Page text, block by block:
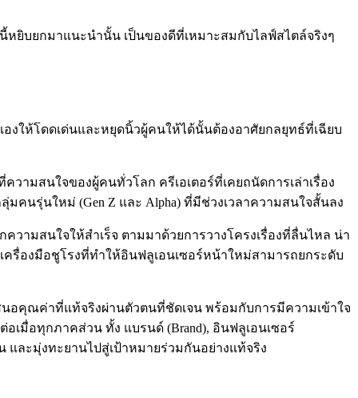
ยิบยกมาแนะนำนั้น เป็นของดีที่เหมาะสมกับไลฟ์สไตล์จริงๆ
งให้โดดเด่นและหยุดนิ้วผู้คนให้ได้นั้นต้องอาศัยกลยุทธ์ที่เฉียบ
วามสนใจของผู้คนทั่วโลก ครีเอเตอร์ที่เคยถนัดการเล่าเรื่อง
คนรุ่นใหม่ (Gen Z และ Alpha) ที่มีช่วงเวลาความสนใจสั้นลง
วามสนใจให้สำเร็จ ตามมาด้วยการวางโครงเรื่องที่ลื่นไหล น่า
เครื่องมือชูโรงที่ทำให้อินฟลูเอนเซอร์หน้าใหม่สามารถยกระดับ
นอคุณค่าที่แท้จริงผ่านตัวตนที่ชัดเจน พร้อมกับการมีความเข้าใจ
อเมื่อทุกภาคส่วน ทั้ง แบรนด์ (Brand), อินฟลูเอนเซอร์
และมุ่งทะยานไปสู่เป้าหมายร่วมกันอย่างแท้จริง